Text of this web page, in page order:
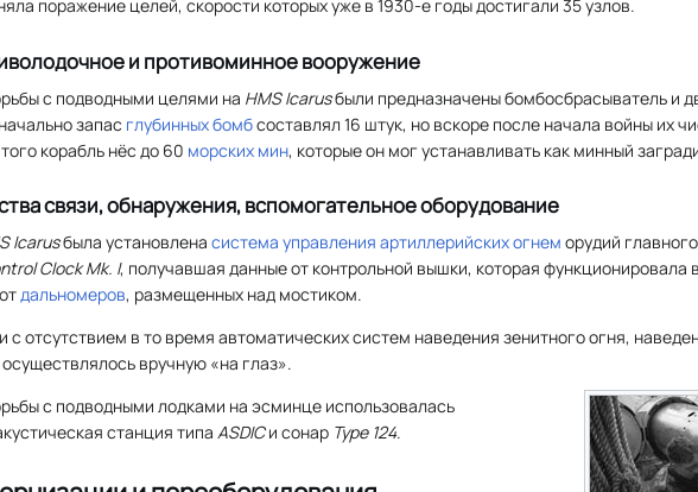
поражение целей, скорости которых уже в 1930-е годы достигали 35 узлов.
и противоминное вооружение
с подводными целями на HMS Icarusбыли предназначены бомбосбрасыватель и
запас глубинных бомбсоставлял 16 штук, но вскоре после начала войны их
корабль нёс до 60 морских мин, которые он мог устанавливать как минный
связи, обнаружения, вспомогательное оборудование
Icarusбыла установлена система управления артиллерийских огнем орудий
Clock Mk. I, получавшая данные от контрольной вышки, которая функционировала
дальномеров, размещенных над мостиком.
с отсутствием в то время автоматических систем наведения зенитного огня,
вручную «на глаз».
с подводными лодками на эсминце использовалась
станция типа ASDICи сонар Type 124.